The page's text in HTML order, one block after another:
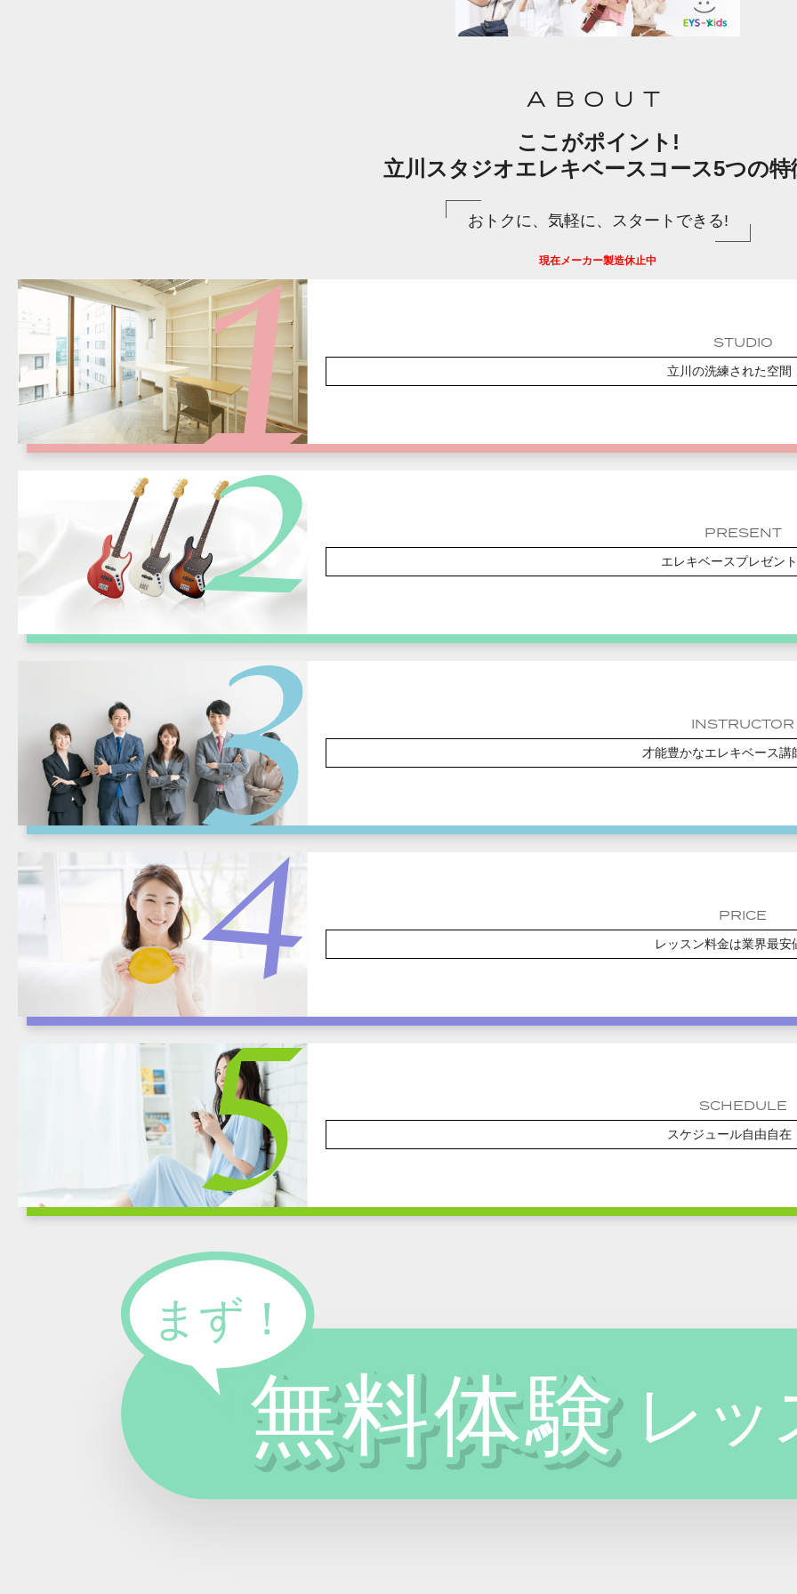
ABOUT
ここがポイント!
立川スタジオエレキベースコース5つの特
おトクに、気軽に、スタートできる!
現在メーカー製造休止中
STUDIO
立川の洗練された空間
PRESENT
エレキベースプレゼント
INSTRUCTOR
才能豊かなエレキベース講
PRICE
レッスン料金は業界最安
SCHEDULE
スケジュール自由自在